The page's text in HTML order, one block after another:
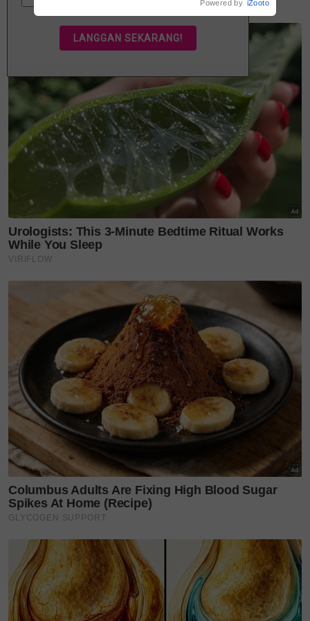
Berkongsi hidangan mengujakan itu, Pengurus
Pemasaran TGI Fridays Malaysia, Joey Low berkata,
pengenalan masakan asli negara bersempadan
dengan Amerika Syarikat tersebut mampu
menyemarakkan lagi selera orang tempatan.
“Bukan satu tetapi 11 jenis menu asli Mexico
bermula daripada taco jalanan hingga semangkuk
lauk mewah untuk memeriahkan palet rasa pelbagai.
“Kesemua menu Fresh Mex
memastikan setiap rasa tulen termasuk bahan segar
dan asli memenuhi cita rasa pelanggan,” katanya.
Joey juga mencadangkan menu berasaskan mangkuk
sepertiSalmon Mexi Bowl, Grilled Striploin Mexi
Bowldan Chicken Tostada Saladyang dijamin
Powered by iZooto